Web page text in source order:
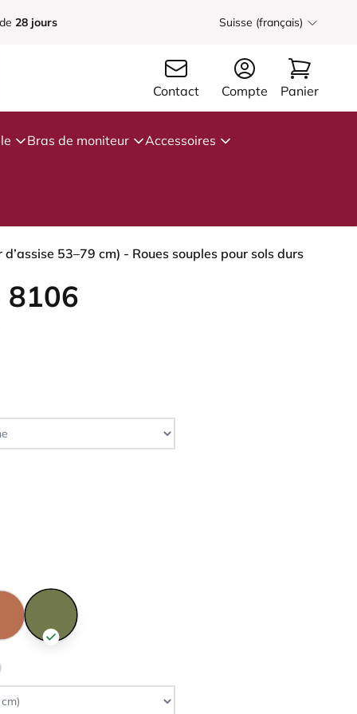
28 jours Suisse (français)
Contact Compte Panier
Bras de moniteur Accessoires
53–79 cm) - Roues souples pour sols durs
8106